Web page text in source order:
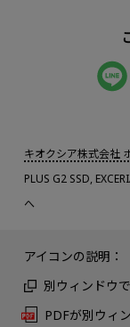
キオクシア株式会社
PLUS G2 SSD,
へ
アイコンの説明：
別ウィンドウ
PDFが別ウィ